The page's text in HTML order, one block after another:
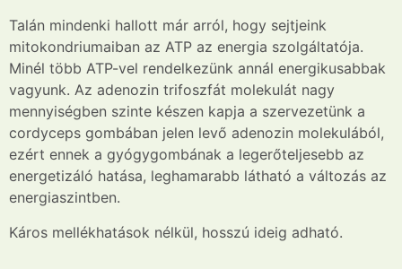
Talán mindenki hallott már arról, hogy sejtjeink
mitokondriumaiban az ATP az energia szolgáltatója.
Minél több ATP-vel rendelkezünk annál energikusabbak
vagyunk. Az adenozin trifoszfát molekulát nagy
mennyiségben szinte készen kapja a szervezetünk a
cordyceps gombában jelen levő adenozin molekulából,
ezért ennek a gyógygombának a legerőteljesebb az
energetizáló hatása, leghamarabb látható a változás az
energiaszintben.
Káros mellékhatások nélkül, hosszú ideig adható.